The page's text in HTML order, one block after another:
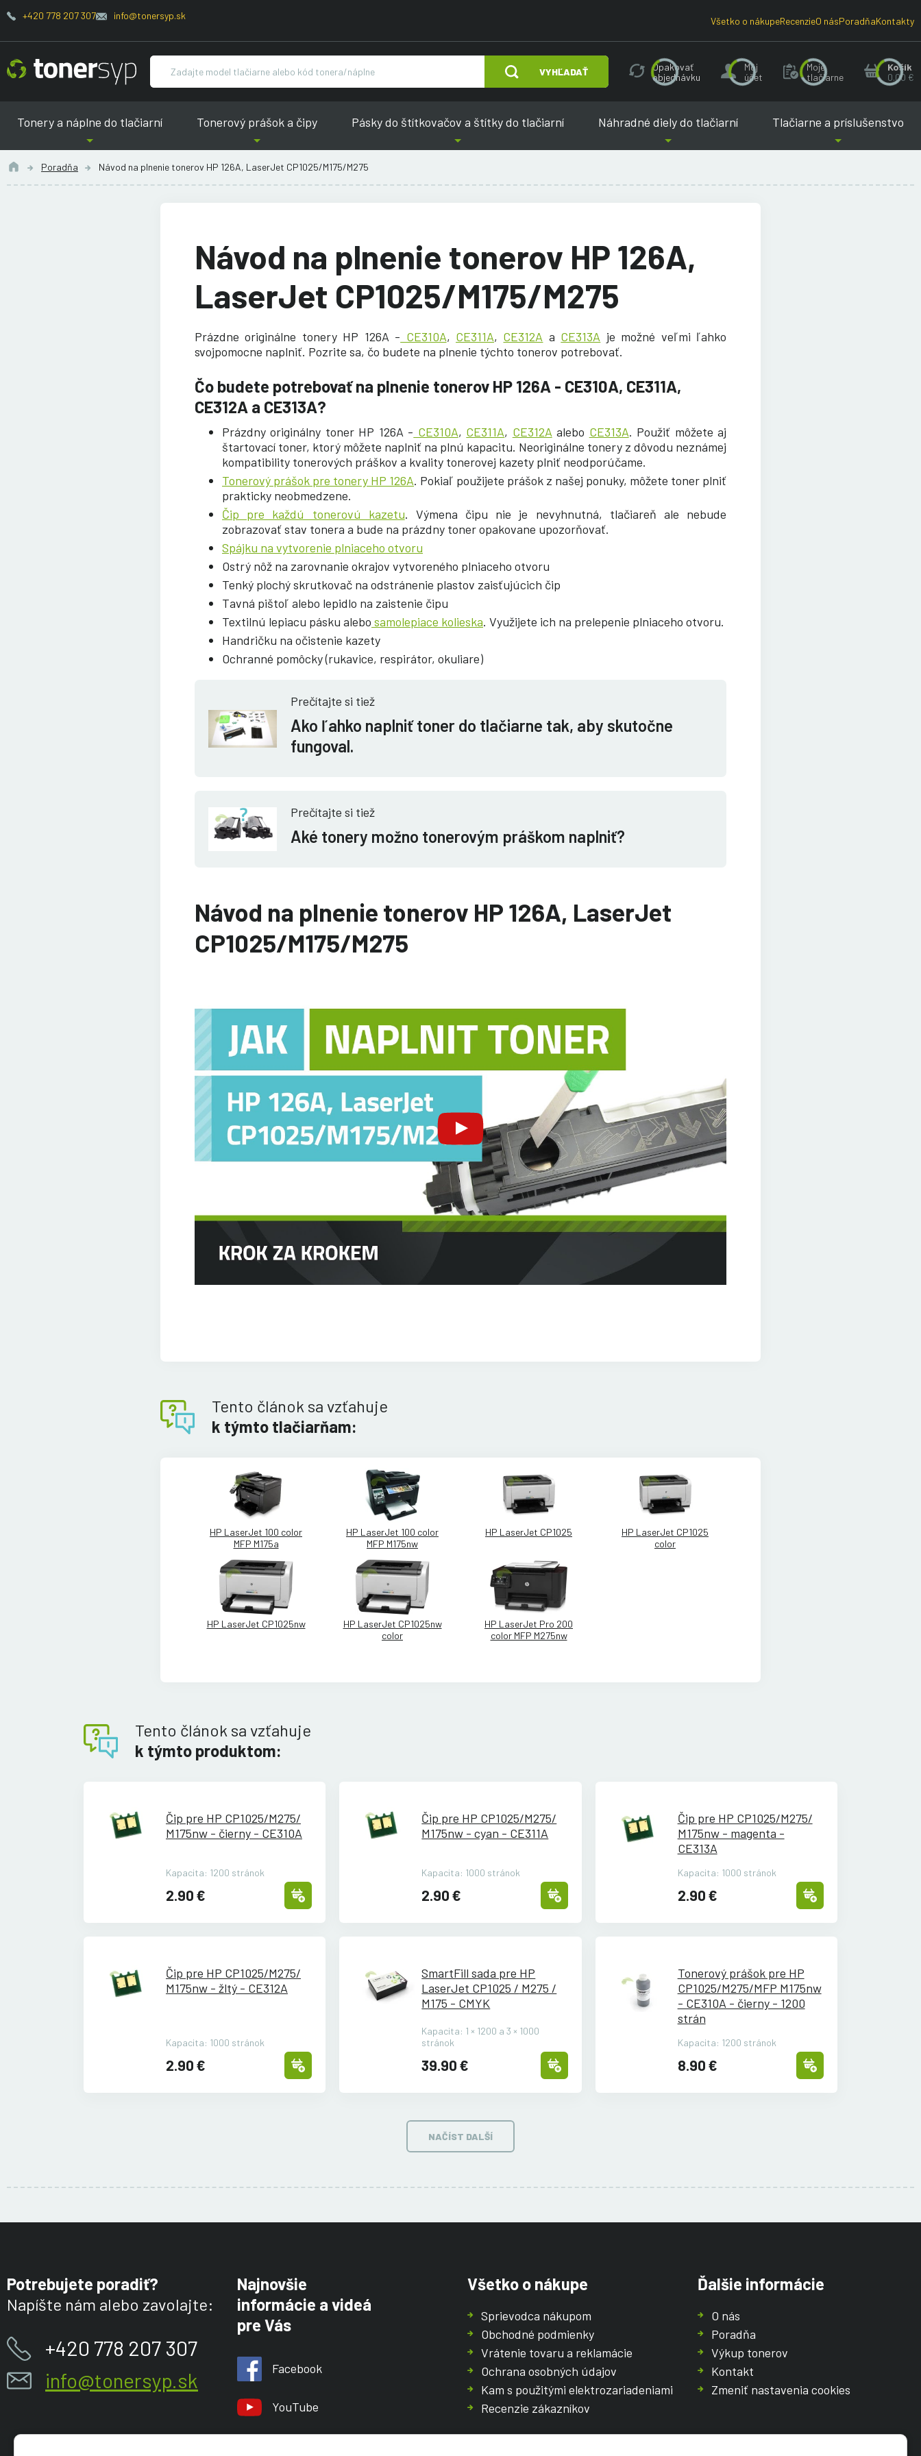
+420 778 207 307 info@tonersyp.sk Všetko o nákupeRecenzieO násPoradňaKontakty
VYHĽADAŤ
Opakovať
objednávku
Môj
účet
Moje
tlačiarne
Košík
0.00 €
Tonery a náplne do tlačiarní Tonerový prášok a čipy Pásky do štítkovačov a štítky do tlačiarní Náhradné diely do tlačiarní Tlačiarne a príslušenstvo
Poradňa Návod na plnenie tonerov HP 126A, LaserJet CP1025/M175/M275
Návod na plnenie tonerov HP 126A,
LaserJet CP1025/M175/M275
Prázdne originálne tonery HP 126A - CE310A, CE311A, CE312A a CE313A je možné veľmi ľahko
svojpomocne naplniť. Pozrite sa, čo budete na plnenie týchto tonerov potrebovať.
Čo budete potrebovať na plnenie tonerov HP 126A - CE310A, CE311A,
CE312A a CE313A?
Prázdny originálny toner HP 126A - CE310A, CE311A, CE312Aalebo CE313A. Použiť môžete aj
štartovací toner, ktorý môžete naplniť na plnú kapacitu. Neoriginálne tonery z dôvodu neznámej
kompatibility tonerových práškov a kvality tonerovej kazety plniť neodporúčame.
Tonerový prášok pre tonery HP 126A. Pokiaľ použijete prášok z našej ponuky, môžete toner plniť
prakticky neobmedzene.
Čip pre každú tonerovú kazetu. Výmena čipu nie je nevyhnutná, tlačiareň ale nebude
zobrazovať stav tonera a bude na prázdny toner opakovane upozorňovať.
Spájku na vytvorenie plniaceho otvoru
Ostrý nôž na zarovnanie okrajov vytvoreného plniaceho otvoru
Tenký plochý skrutkovač na odstránenie plastov zaisťujúcich čip
Tavná pištoľ alebo lepidlo na zaistenie čipu
Textilnú lepiacu pásku alebo samolepiace kolieska. Využijete ich na prelepenie plniaceho otvoru.
Handričku na očistenie kazety
Ochranné pomôcky (rukavice, respirátor, okuliare)
Prečítajte si tiež
Ako ľahko naplniť toner do tlačiarne tak, aby skutočne
fungoval.
Prečítajte si tiež
Aké tonery možno tonerovým práškom naplniť?
Návod na plnenie tonerov HP 126A, LaserJet
CP1025/M175/M275
Tento článok sa vzťahuje
k týmto tlačiarňam:
HP LaserJet 100 color
MFP M175a
HP LaserJet 100 color
MFP M175nw
HP LaserJet CP1025
HP LaserJet CP1025
color
HP LaserJet CP1025nw
HP LaserJet CP1025nw
color
HP LaserJet Pro 200
color MFP M275nw
Tento článok sa vzťahuje
k týmto produktom:
Čip pre HP CP1025/M275/
M175nw - čierny - CE310A
Kapacita: 1200 stránok
2.90 €
Čip pre HP CP1025/M275/
M175nw - cyan - CE311A
Kapacita: 1000 stránok
2.90 €
Čip pre HP CP1025/M275/
M175nw - magenta -
CE313A
Kapacita: 1000 stránok
2.90 €
Čip pre HP CP1025/M275/
M175nw - žltý - CE312A
Kapacita: 1000 stránok
2.90 €
SmartFill sada pre HP
LaserJet CP1025 / M275 /
M175 - CMYK
Kapacita: 1 × 1200 a 3 × 1000
stránok
39.90 €
Tonerový prášok pre HP
CP1025/M275/MFP M175nw
- CE310A - čierny - 1200
strán
Kapacita: 1200 stránok
8.90 €
NAČÍST DALŠÍ
Potrebujete poradiť?
Napíšte nám alebo zavolajte:
+420 778 207 307
info@tonersyp.sk
Najnovšie
informácie a videá
pre Vás
Facebook
YouTube
Všetko o nákupe
Sprievodca nákupom
Obchodné podmienky
Vrátenie tovaru a reklamácie
Ochrana osobných údajov
Kam s použitými elektrozariadeniami
Recenzie zákazníkov
Ďalšie informácie
O nás
Poradňa
Výkup tonerov
Kontakt
Zmeniť nastavenia cookies